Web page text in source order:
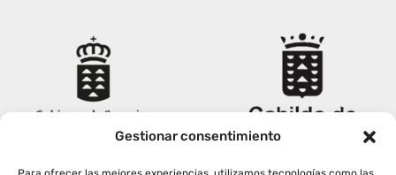
Gestionar consentimiento